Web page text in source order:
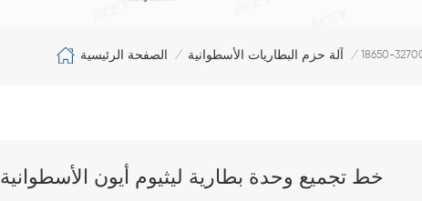
الصفحة الرئيسية / آلة حزم البطاريات الأسطوانية /
18650-32700 خط تجميع وحدة بطارية ليثيوم أيون الأسطوانية